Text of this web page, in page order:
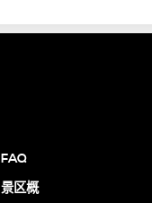
FAQ
景区概